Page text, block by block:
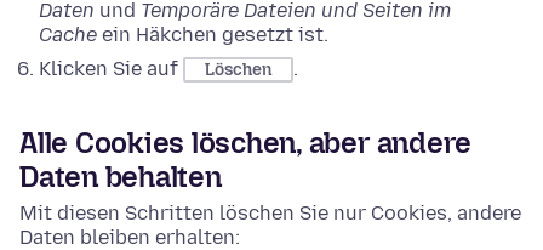
Daten und Temporäre Dateien und Seiten im
Cache ein Häkchen gesetzt ist.
Klicken Sie auf
Löschen .
Alle Cookies löschen, aber andere
Daten behalten
Mit diesen Schritten löschen Sie nur Cookies, andere
Daten bleiben erhalten: